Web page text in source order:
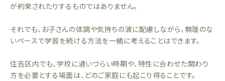
が約束されたりするものではありません。
それでも、お子さんの体調や気持ちの波に配慮しながら、無理のな
いペースで学習を続ける方法を一緒に考えることはできます。
住吉区内でも、学校に通いづらい時期や、特性に合わせた関わり
方を必要とする場面は、どのご家庭にも起こり得ることです。